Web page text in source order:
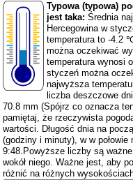
Typowa (typowa)
jest taka: Średnia
Hercegowina w
temperatura to -4.2
można oczekiwać
temperatura wynosi
styczeń można
najwyższa
liczba deszczowe
70.8 mm (Spójrz co oznacza
pamiętaj, że rzeczywista
wartości. Długość dnia na
(godziny i minuty), w w
9:48.Powyższe liczby są
wokół niego. Ważne jest, aby
różnić na różnych